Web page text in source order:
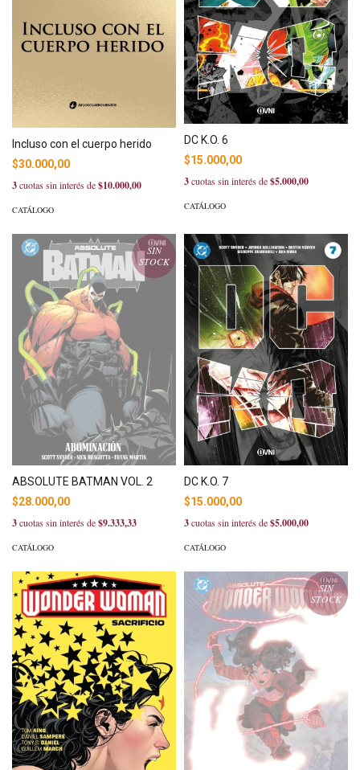
Incluso con el cuerpo herido
$30.000,00
3cuotas sin interés de$10.000,00
CATÁLOGO
DC K.O. 6
$15.000,00
3cuotas sin interés de$5.000,00
CATÁLOGO
SIN
STOCK
ABSOLUTE BATMAN VOL. 2
$28.000,00
3cuotas sin interés de$9.333,33
CATÁLOGO
DC K.O. 7
$15.000,00
3cuotas sin interés de$5.000,00
CATÁLOGO
SIN
STOCK